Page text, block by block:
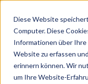
Diese Website
Computer. Diese
Informationen über
Website zu erfassen
erinnern können. Wir
um Ihre Website-
Deutsc he Inte
Home
Manager-
Business Executive